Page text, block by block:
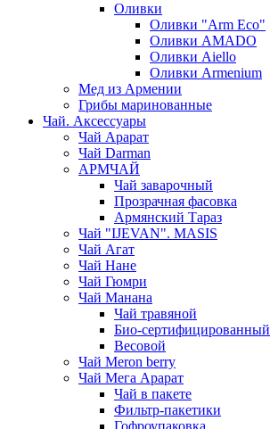
Оливки
Оливки "Arm Eco"
Оливки AMADO
Оливки Aiello
Оливки Armenium
Мед из Армении
Грибы маринованные
Чай. Аксессуары
Чай Арарат
Чай Darman
АРМЧАЙ
Чай заварочный
Прозрачная фасовка
Армянский Тараз
Чай "IJEVAN". MASIS
Чай Агат
Чай Нане
Чай Гюмри
Чай Манана
Чай травяной
Био-сертифицированный
Весовой
Чай Meron berry
Чай Мега Арарат
Чай в пакете
Фильтр-пакетики
Гофроупаковка